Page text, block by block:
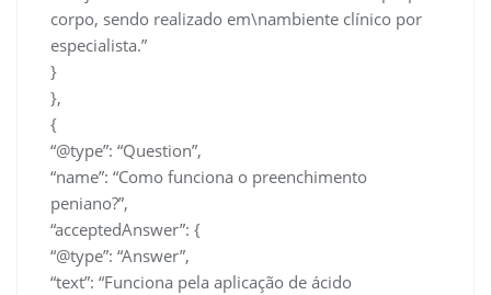
corpo, sendo realizado em\nambiente clínico por
especialista.”
}
},
{
“@type”: “Question”,
“name”: “Como funciona o preenchimento
peniano?”,
“acceptedAnswer”: {
“@type”: “Answer”,
“text”: “Funciona pela aplicação de ácido